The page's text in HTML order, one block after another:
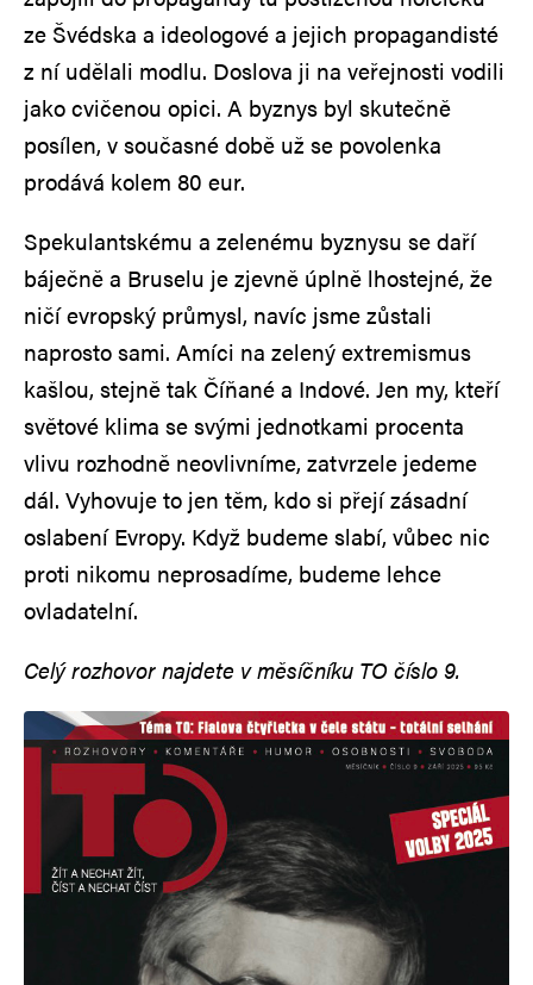
ze Švédska a ideologové a jejich propagandisté
z ní udělali modlu. Doslova ji na veřejnosti vodili
jako cvičenou opici. A byznys byl skutečně
posílen, v současné době už se povolenka
prodává kolem 80 eur.
Spekulantskému a zelenému byznysu se daří
báječně a Bruselu je zjevně úplně lhostejné, že
ničí evropský průmysl, navíc jsme zůstali
naprosto sami. Amíci na zelený extremismus
kašlou, stejně tak Číňané a Indové. Jen my, kteří
světové klima se svými jednotkami procenta
vlivu rozhodně neovlivníme, zatvrzele jedeme
dál. Vyhovuje to jen těm, kdo si přejí zásadní
oslabení Evropy. Když budeme slabí, vůbec nic
proti nikomu neprosadíme, budeme lehce
ovladatelní.
Celý rozhovor najdete v měsíčníku TO číslo 9.